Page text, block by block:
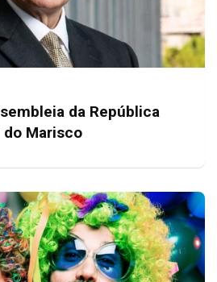
da República
do Marisco